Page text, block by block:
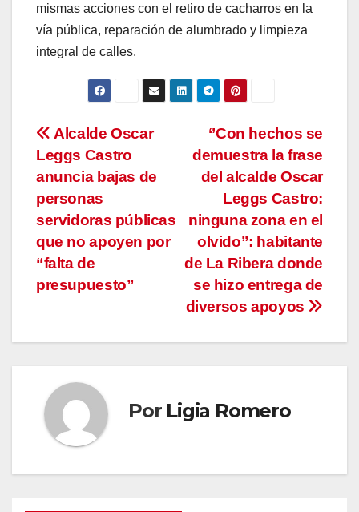
mismas acciones con el retiro de cacharros en la
vía pública, reparación de alumbrado y limpieza
integral de calles.
Navegación
de
entradas
‘’Con hechos se
demuestra la frase
del alcalde Oscar
Leggs Castro:
ninguna zona en el
olvido”: habitante
de La Ribera donde
se hizo entrega de
diversos apoyos
Alcalde Oscar
Leggs Castro
anuncia bajas de
personas
servidoras públicas
que no apoyen por
“falta de
presupuesto”
Por Ligia Romero